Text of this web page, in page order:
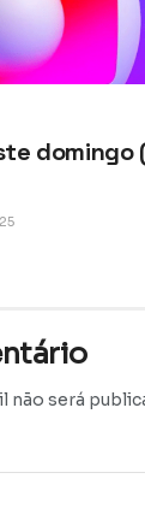
domingo
não será